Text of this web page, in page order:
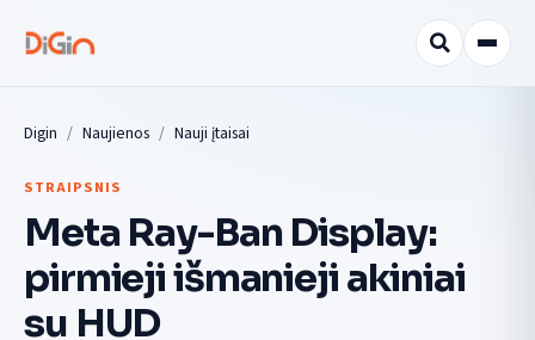
Digin Naujienos Nauji įtaisai
STRAIPSNIS
Meta Ray-Ban Display:
pirmieji išmanieji akiniai
su HUD